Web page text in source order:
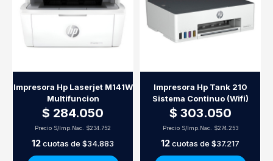
Impresora Hp Laserjet M141W
Multifuncion
$ 284.050
Precio S/Imp.Nac. $234.752
12cuotas de $34.883
Impresora Hp Tank 210
Sistema Continuo (Wifi)
$ 303.050
Precio S/Imp.Nac. $274.253
12cuotas de $37.217